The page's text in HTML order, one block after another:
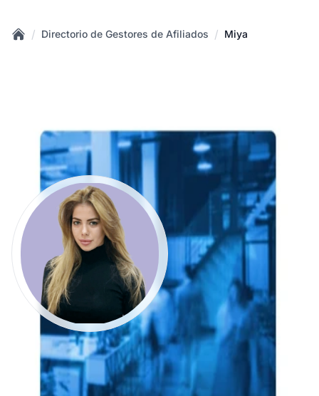
/ Directorio de Gestores de Afiliados / Miya